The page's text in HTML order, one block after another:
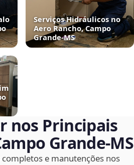
Serviços Hidráulicos no
Aero Rancho, Campo
Grande‑MS
nos Principais
Grande‑MS
e manutenções nos